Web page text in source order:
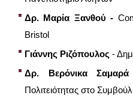
Δρ. Μαρία Ξανθού -
Bristol
Γιάννης Ριζόπουλος -
Δρ. Βερόνικα
Πολιτειότητας στο